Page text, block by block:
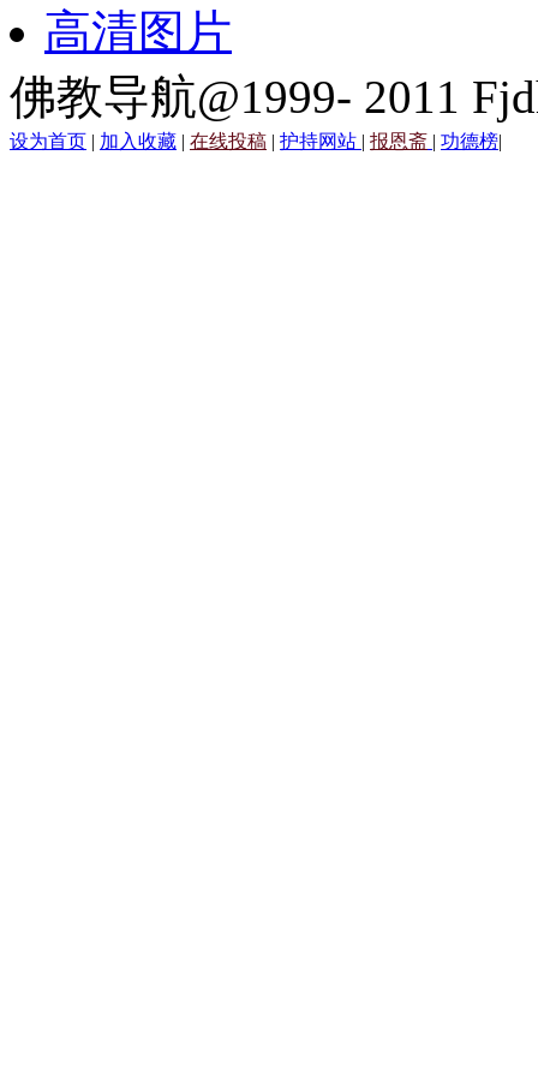
高清图片
佛教导航@1999- 2011
设为首页 | 加入收藏 | 在线投稿 | 护持网站 | 报恩斋 | 功德榜|